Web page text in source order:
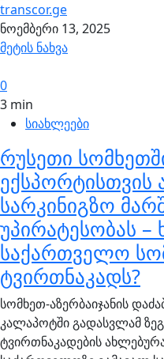
transcor.ge
ნოემბერი 13, 2025
მეტის ნახვა
0
3 min
სიახლეები
რუსეთი
ექსპორტისთვის
სარკინიგზო
უპირატესობას
საქართველო
ტვირთნაკადს?
სომხეთ-აზერბაიჯანის
კალაპოტში გადასვლამ
ტვირთნაკადების